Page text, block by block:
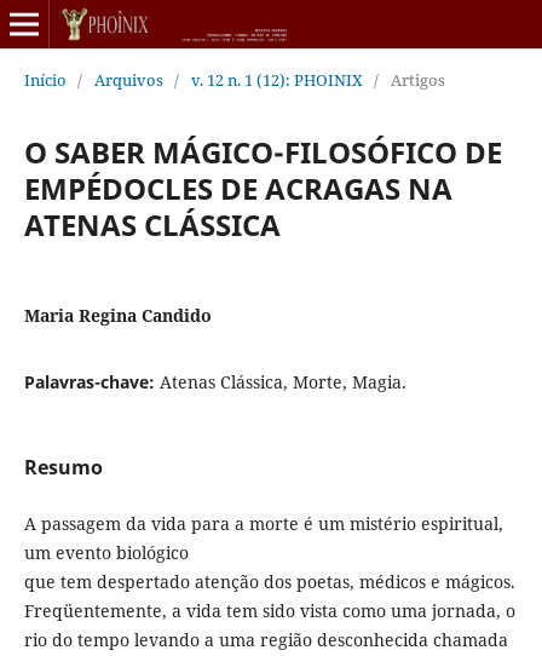
Início / Arquivos / v. 12 n. 1 (12): PHOINIX / Artigos
O SABER MÁGICO-FILOSÓFICO DE
EMPÉDOCLES DE ACRAGAS NA
ATENAS CLÁSSICA
Maria Regina Candido
Palavras-chave: Atenas Clássica, Morte, Magia.
Resumo
A passagem da vida para a morte é um mistério espiritual,
um evento biológico
que tem despertado atenção dos poetas, médicos e mágicos.
Freqüentemente, a vida tem sido vista como uma jornada, o
rio do tempo levando a uma região desconhecida chamada